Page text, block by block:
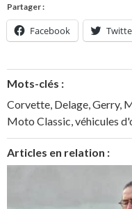
Partager :
Facebook
Mots-clés :
Corvette, Delage,Gerry,
Moto Classic,véhicules
Articles en relation :